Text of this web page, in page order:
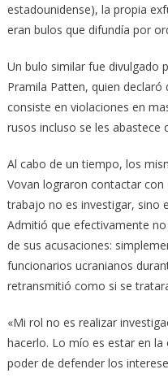
estadounidense), la propia
eran bulos que difundía por
Un bulo similar fue divulgado
Pramila Patten, quien
consiste en violaciones en
rusos incluso se les abastece
Al cabo de un tiempo, los
Vovan lograron contactar
trabajo no es investigar, sino
Admitió que efectivamente
de sus acusaciones:
funcionarios ucranianos
retransmitió como si se
«Mi rol no es realizar
hacerlo. Lo mío es estar en
poder de defender los